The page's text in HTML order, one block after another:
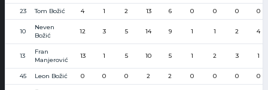
23 Tom Božić 4 1 2 13 6 0 0 0 0
10
Neven
Božić
12 3 5 14 9 1 1 2 4
13
Fran
Manjerović
13 1 5 10 5 1 2 3 1
45 Leon Božić 0 0 0 2 2 0 0 0 0